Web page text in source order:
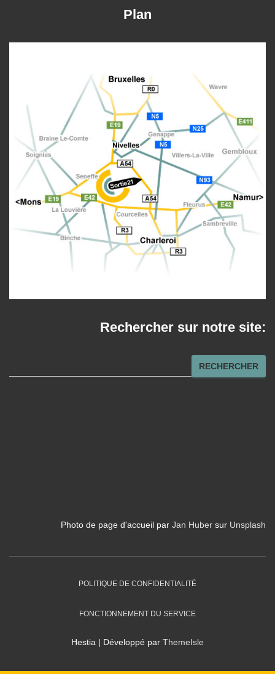
Plan
Rechercher sur notre site:
e
RECHERCHER
Photo de page d'accueil par Jan Huber sur Unsplash
POLITIQUE DE CONFIDENTIALITÉ
FONCTIONNEMENT DU SERVICE
Hestia | Développé par ThemeIsle